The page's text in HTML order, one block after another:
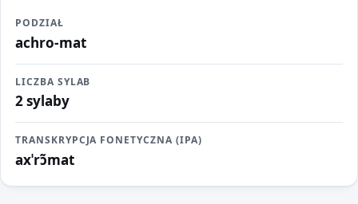
PODZIAŁ
achro-mat
LICZBA SYLAB
2 sylaby
TRANSKRYPCJA FONETYCZNA (IPA)
axˈrɔ̃mat